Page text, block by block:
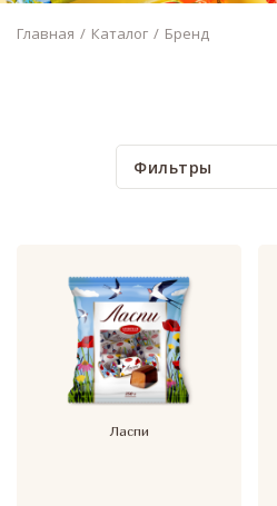
Главная Каталог Бренд
Фильтры
Ласпи